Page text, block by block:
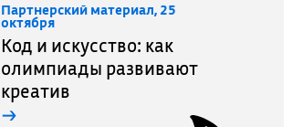
Партнерский материал, 25
октября
Код и искусство: как
олимпиады развивают
креатив
→